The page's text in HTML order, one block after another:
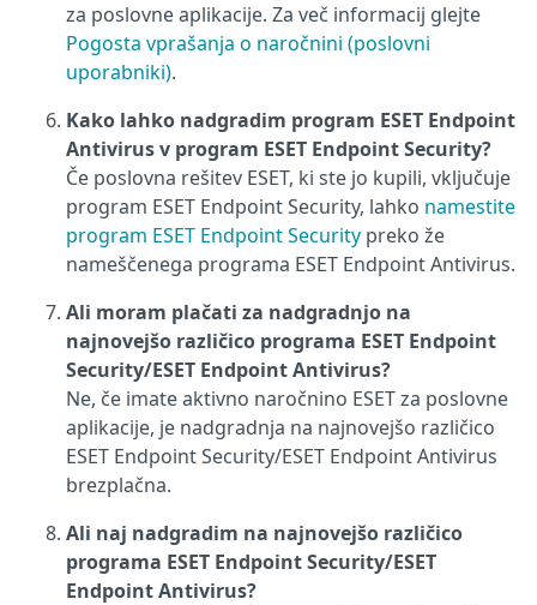
za poslovne aplikacije. Za več informacij glejte
Pogosta vprašanja o naročnini (poslovni
uporabniki).
Kako lahko nadgradim program ESET Endpoint
Antivirus v program ESET Endpoint Security?
Če poslovna rešitev ESET, ki ste jo kupili, vključuje
program ESET Endpoint Security, lahko namestite
program ESET Endpoint Security preko že
nameščenega programa ESET Endpoint Antivirus.
Ali moram plačati za nadgradnjo na
najnovejšo različico programa ESET Endpoint
Security/ESET Endpoint Antivirus?
Ne, če imate aktivno naročnino ESET za poslovne
aplikacije, je nadgradnja na najnovejšo različico
ESET Endpoint Security/ESET Endpoint Antivirus
brezplačna.
Ali naj nadgradim na najnovejšo različico
programa ESET Endpoint Security/ESET
Endpoint Antivirus?